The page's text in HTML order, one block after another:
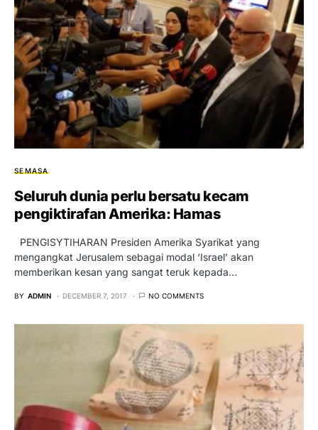
SEMASA
Seluruh dunia perlu bersatu kecam
pengiktirafan Amerika: Hamas
PENGISYTIHARAN Presiden Amerika Syarikat yang
mengangkat Jerusalem sebagai modal ‘Israel’ akan
memberikan kesan yang sangat teruk kepada…
BY ADMIN DECEMBER 7, 2017 NO COMMENTS